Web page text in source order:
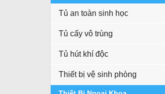
Tủ an toàn sinh học
Tủ cấy vô trùng
Tủ hút khí độc
Thiết bị vệ sinh phòng